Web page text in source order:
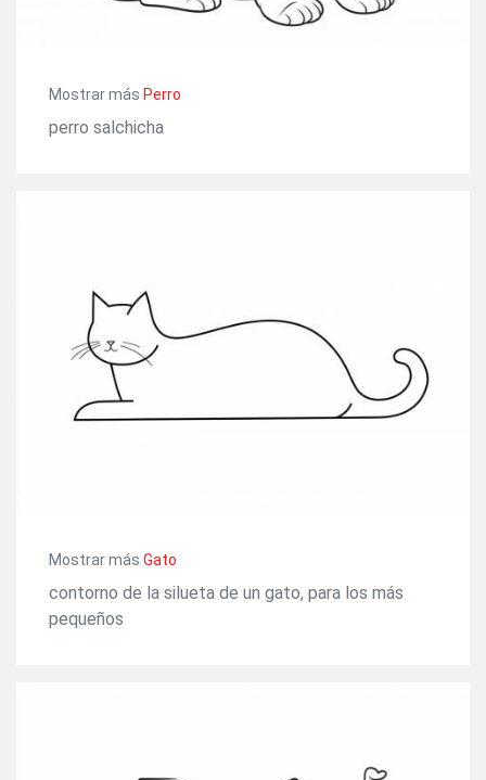
Mostrar más Perro
perro salchicha
Mostrar más Gato
contorno de la silueta de un gato, para los más
pequeños